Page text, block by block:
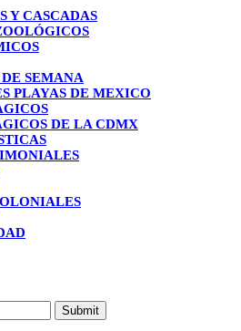
Y CASCADAS
SEMANA
PLAYAS DE MEXICO
DE LA CDMX
Submit